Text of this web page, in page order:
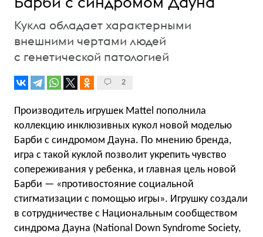
Кукла обладает характерными
внешними чертами людей
с генетической патологией
2
Производитель игрушек Mattel пополнила
коллекцию инклюзивных кукол новой моделью
Барби с синдромом Дауна. По мнению бренда,
игра с такой куклой позволит укрепить чувство
сопереживания у ребенка, и главная цель новой
Барби — «противостояние социальной
стигматизации с помощью игры». Игрушку создали
в сотрудничестве с Национальным сообществом
синдрома Дауна (National Down Syndrome Society,